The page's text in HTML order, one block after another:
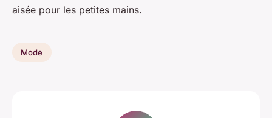
aisée pour les petites mains.
Mode